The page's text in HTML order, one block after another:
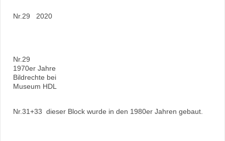
Nr.29 2020
Nr.29
1970er Jahre
Bildrechte bei
Museum HDL
Nr.31+33 dieser Block wurde in den 1980er Jahren gebaut.